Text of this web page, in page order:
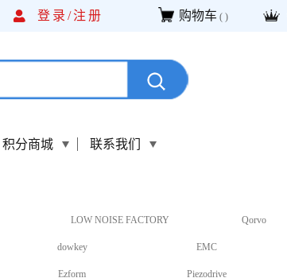
登录/注册 购物车 ( )
积分商城 联系我们
LOW NOISE FACTORY Qorvo
dowkey EMC
Ezform Piezodrive